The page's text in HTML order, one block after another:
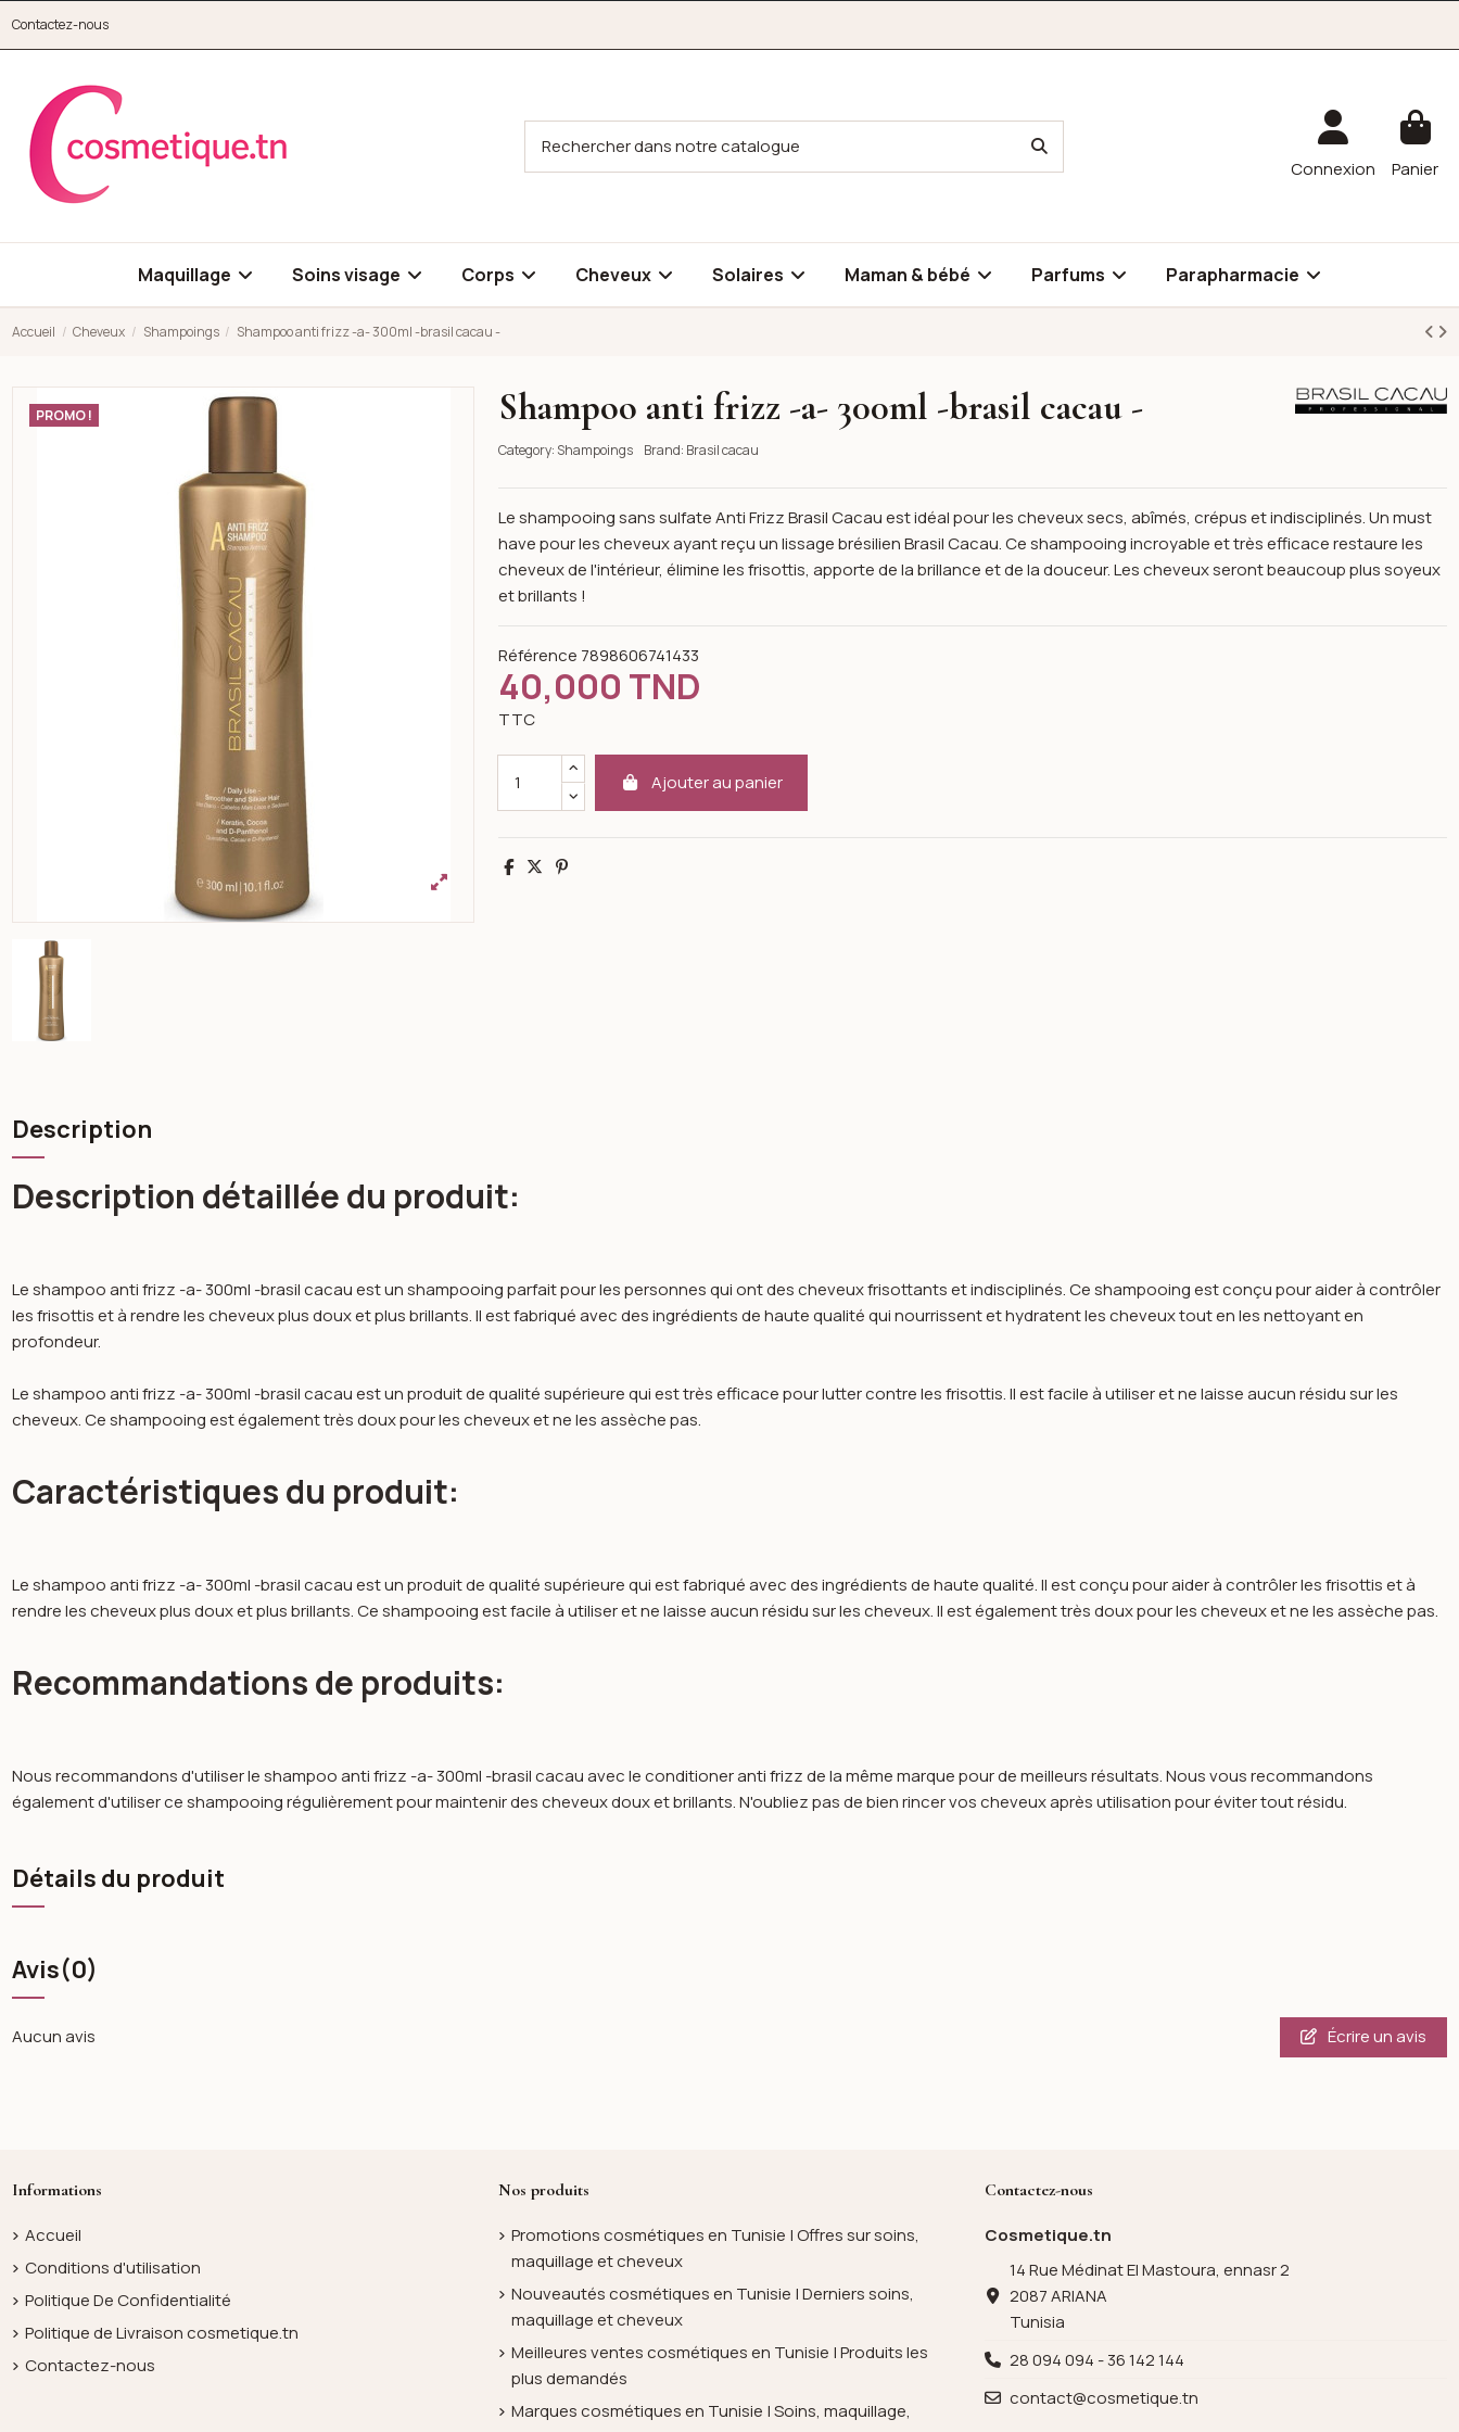
Contactez-nous
Connexion Panier
Maquillage Soins visage Corps Cheveux Solaires Maman & bébé Parfums Parapharmacie
Accueil Cheveux Shampoings Shampoo anti frizz -a- 300ml -brasil cacau -
PROMO !
Open high resolution image of Shampoo anti frizz -a- 300ml -brasil cacau - Brasil cacau
Shampoo anti frizz -a- 300ml -brasil cacau -
Category: Shampoings Brand: Brasil cacau
Le shampooing sans sulfate Anti Frizz Brasil Cacau est idéal pour les cheveux secs, abîmés, crépus et indisciplinés. Un must
have pour les cheveux ayant reçu un lissage brésilien Brasil Cacau. Ce shampooing incroyable et très efficace restaure les
cheveux de l'intérieur, élimine les frisottis, apporte de la brillance et de la douceur. Les cheveux seront beaucoup plus soyeux
et brillants !
Référence 7898606741433
40,000 TND
TTC
Ajouter au panier
Partager
TweetPinterest
Description
Description détaillée du produit:
Le shampoo anti frizz -a- 300ml -brasil cacau est un shampooing parfait pour les personnes qui ont des cheveux frisottants et indisciplinés. Ce shampooing est conçu pour aider à contrôler
les frisottis et à rendre les cheveux plus doux et plus brillants. Il est fabriqué avec des ingrédients de haute qualité qui nourrissent et hydratent les cheveux tout en les nettoyant en
profondeur.
Le shampoo anti frizz -a- 300ml -brasil cacau est un produit de qualité supérieure qui est très efficace pour lutter contre les frisottis. Il est facile à utiliser et ne laisse aucun résidu sur les
cheveux. Ce shampooing est également très doux pour les cheveux et ne les assèche pas.
Caractéristiques du produit:
Le shampoo anti frizz -a- 300ml -brasil cacau est un produit de qualité supérieure qui est fabriqué avec des ingrédients de haute qualité. Il est conçu pour aider à contrôler les frisottis et à
rendre les cheveux plus doux et plus brillants. Ce shampooing est facile à utiliser et ne laisse aucun résidu sur les cheveux. Il est également très doux pour les cheveux et ne les assèche pas.
Recommandations de produits:
Nous recommandons d'utiliser le shampoo anti frizz -a- 300ml -brasil cacau avec le conditioner anti frizz de la même marque pour de meilleurs résultats. Nous vous recommandons
également d'utiliser ce shampooing régulièrement pour maintenir des cheveux doux et brillants. N'oubliez pas de bien rincer vos cheveux après utilisation pour éviter tout résidu.
Détails du produit
Avis(0)
Aucun avis Écrire un avis
Informations
Accueil
Conditions d'utilisation
Politique De Confidentialité
Politique de Livraison cosmetique.tn
Contactez-nous
Nos produits
Promotions cosmétiques en Tunisie | Offres sur soins,
maquillage et cheveux
Nouveautés cosmétiques en Tunisie | Derniers soins,
maquillage et cheveux
Meilleures ventes cosmétiques en Tunisie | Produits les
plus demandés
Marques cosmétiques en Tunisie | Soins, maquillage,
Contactez-nous
Cosmetique.tn
14 Rue Médinat El Mastoura, ennasr 2
2087 ARIANA
Tunisia
28 094 094 - 36 142 144
contact@cosmetique.tn